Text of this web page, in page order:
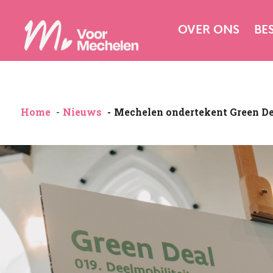
OVER ONS
Home Nieuws Mechelen ondertekent Green